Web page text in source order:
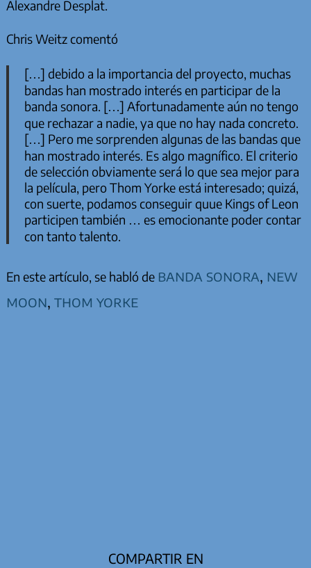
Alexandre Desplat.
Chris Weitz comentó
[…] debido a la importancia del proyecto, muchas
bandas han mostrado interés en participar de la
banda sonora. […] Afortunadamente aún no tengo
que rechazar a nadie, ya que no hay nada concreto.
[…] Pero me sorprenden algunas de las bandas que
han mostrado interés. Es algo magnífico. El criterio
de selección obviamente será lo que sea mejor para
la película, pero Thom Yorke está interesado; quizá,
con suerte, podamos conseguir quue Kings of Leon
participen también … es emocionante poder contar
con tanto talento.
En este artículo, se habló de banda sonora, new
moon, thom yorke
COMPARTIR EN